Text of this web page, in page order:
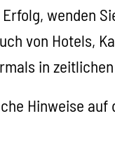
wenden
von Hotels,
in
Hinweise